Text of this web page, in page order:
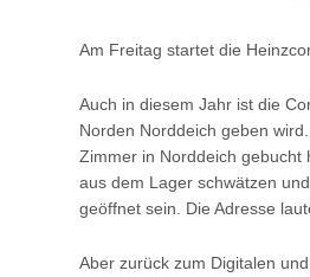
Am Freitag startet die
Auch in diesem Jahr ist die
Norden Norddeich geben
Zimmer in Norddeich gebucht
aus dem Lager schwätzen
geöffnet sein. Die Adresse
Aber zurück zum Digitalen